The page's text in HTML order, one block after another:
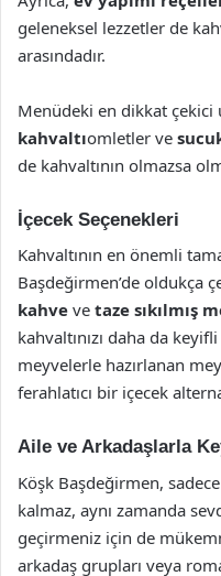
geleneksel lezzetler de
arasındadır.
Menüdeki en dikkat
kahvaltıomletler ve
de kahvaltının olmazsa
İçecek Seçenekleri
Kahvaltının en önemli
Başdeğirmen’de oldukça
kahve ve taze sıkılmış
kahvaltınızı daha da
meyvelerle hazırlanan
ferahlatıcı bir içecek
Aile ve Arkadaşlarla
Köşk Başdeğirmen,
kalmaz, aynı zamanda
geçirmeniz için de
arkadaş grupları veya